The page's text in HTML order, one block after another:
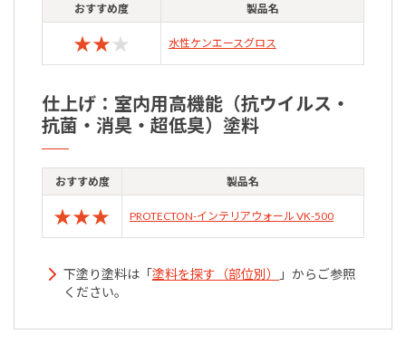
おすすめ度 製品名
★★★ 水性ケンエースグロス
仕上げ：室内用高機能（抗ウイルス・
抗菌・消臭・超低臭）塗料
おすすめ度 製品名
★★★ PROTECTON-インテリアウォール VK-500
下塗り塗料は「塗料を探す（部位別）
」からご参照
ください。